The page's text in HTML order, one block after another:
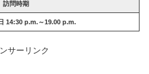
訪問時期
14:30 p.m.～19.00 p.m.
サーリンク